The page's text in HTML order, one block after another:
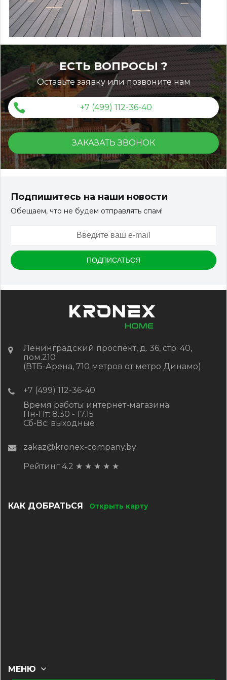
150*25*3000 мм
КУПИТЬ
ЕСТЬ ВОПРОСЫ ?
Оставьте заявку или позвоните нам
+7 (499) 112-36-40
ЗАКАЗАТЬ ЗВОНОК
Подпишитесь на наши новости
Обещаем, что не будем отправлять спам!
Ленинградский проспект, д. 36, стр. 40,
пом.210
(ВТБ-Арена, 710 метров от метро Динамо)
+7 (499) 112-36-40
Время работы интернет-магазина:
Пн-Пт: 8.30 - 17.15
Сб-Вс: выходные
zakaz@kronex-company.by
Рейтинг 4.2 ★ ★ ★ ★ ★
КАК ДОБРАТЬСЯ Открыть карту
МЕНЮ